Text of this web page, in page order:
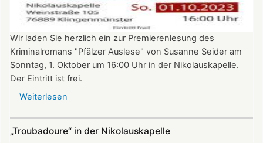
Wir laden Sie herzlich ein zur Premierenlesung des
Kriminalromans "Pfälzer Auslese" von Susanne Seider am
Sonntag, 1. Oktober um 16:00 Uhr in der Nikolauskapelle.
Der Eintritt ist frei.
Weiterlesen
Auslese"
„Troubadoure“ in der Nikolauskapelle